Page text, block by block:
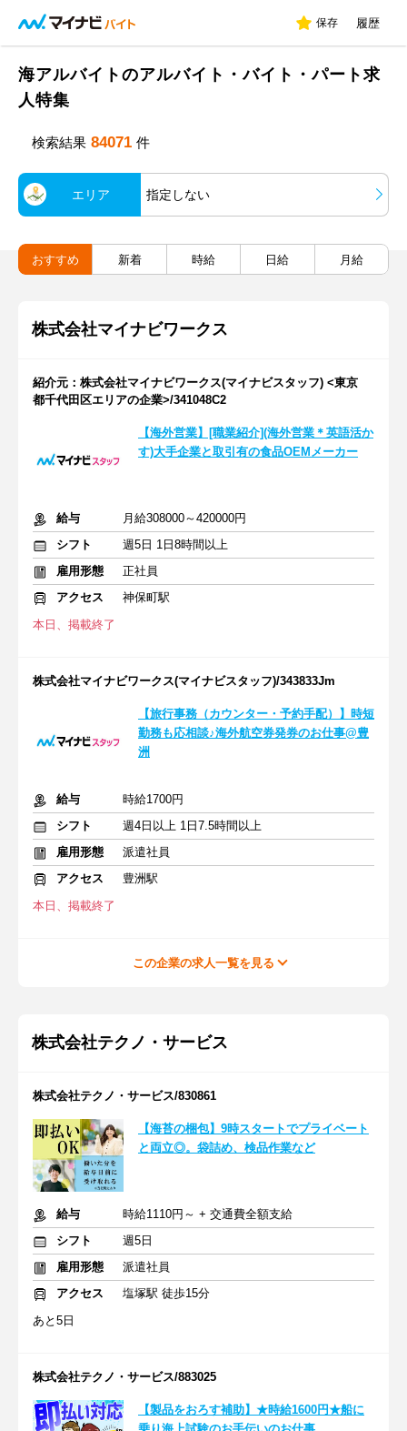
保存 履歴
海アルバイトのアルバイト・バイト・パート求
人特集
検索結果 84071 件
エリア 指定しない
おすすめ 新着 時給 日給 月給
株式会社マイナビワークス
紹介元：株式会社マイナビワークス(マイナビスタッフ) <東京
都千代田区エリアの企業>/341048C2
【海外営業】[職業紹介](海外営業＊英語活か
す)大手企業と取引有の食品OEMメーカー
給与
月給308000～420000円
シフト
週5日 1日8時間以上
雇用形態
正社員
アクセス
神保町駅
本日、掲載終了
株式会社マイナビワークス(マイナビスタッフ)/343833Jm
【旅行事務（カウンター・予約手配）】時短
勤務も応相談♪海外航空券発券のお仕事@豊
洲
給与
時給1700円
シフト
週4日以上 1日7.5時間以上
雇用形態
派遣社員
アクセス
豊洲駅
本日、掲載終了
この企業の求人一覧を見る
株式会社テクノ・サービス
株式会社テクノ・サービス/830861
【海苔の梱包】9時スタートでプライベート
と両立◎。袋詰め、検品作業など
給与
時給1110円～ + 交通費全額支給
シフト
週5日
雇用形態
派遣社員
アクセス
塩塚駅 徒歩15分
あと5日
株式会社テクノ・サービス/883025
【製品をおろす補助】★時給1600円★船に